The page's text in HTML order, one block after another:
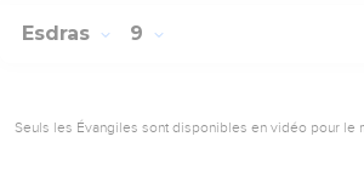
Esdras 9
Seuls les Évangiles sont disponibles en vidéo pour le